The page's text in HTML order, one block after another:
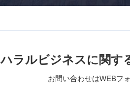
ハラルビジネスに関す
お問い合わせはWEBフ